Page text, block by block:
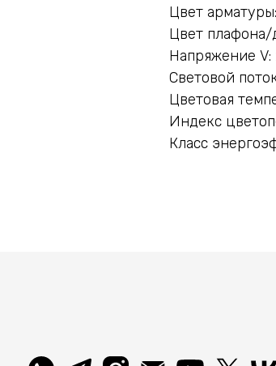
Цвет
Цвет
Напряжение V:
Световой
Цветовая
Индекс
Класс